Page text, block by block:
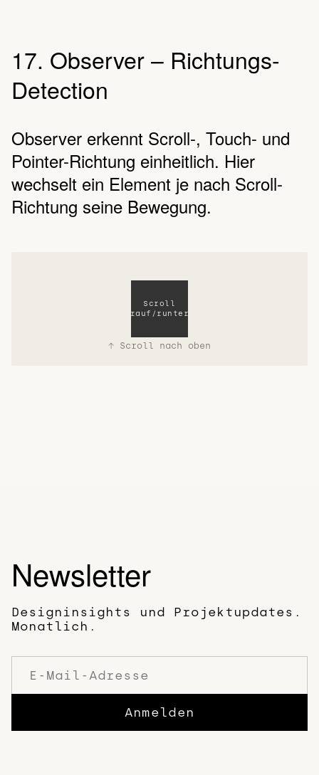
17. Observer – Richtungs-
Detection
Observer erkennt Scroll-, Touch- und
Pointer-Richtung einheitlich. Hier
wechselt ein Element je nach Scroll-
Richtung seine Bewegung.
Scroll
rauf/runter
↑ Scroll nach oben
Newsletter
Designinsights und Projektupdates.
Monatlich.
Anmelden